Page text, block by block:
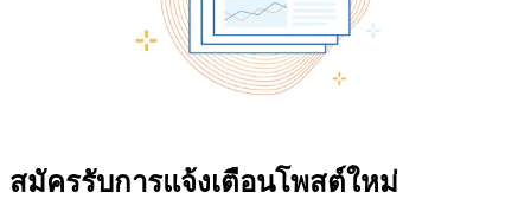
สมัครรับการแจ้งเตือนโพสต์ใหม่